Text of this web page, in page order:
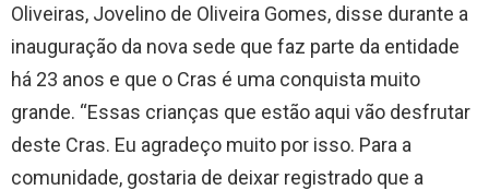
Oliveiras, Jovelino de Oliveira Gomes, disse durante a
inauguração da nova sede que faz parte da entidade
há 23 anos e que o Cras é uma conquista muito
grande. “Essas crianças que estão aqui vão desfrutar
deste Cras. Eu agradeço muito por isso. Para a
comunidade, gostaria de deixar registrado que a